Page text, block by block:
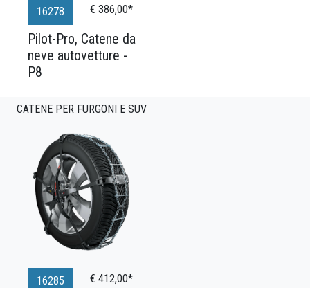
16278 € 386,00*
Pilot-Pro, Catene da
neve autovetture -
P8
CATENE PER FURGONI E SUV
16285 € 412,00*